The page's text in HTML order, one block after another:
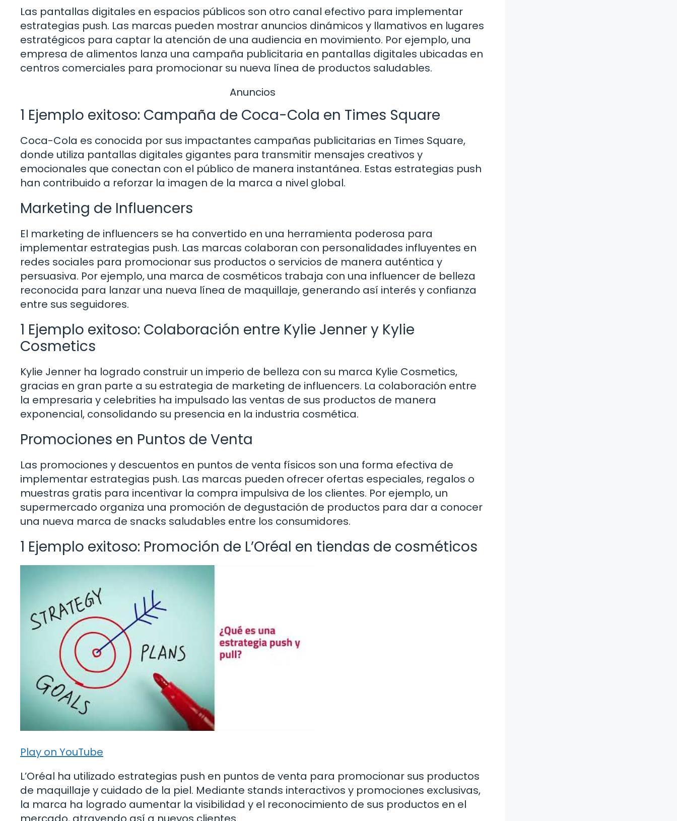
Las pantallas digitales en espacios públicos son otro canal efectivo para implementar
estrategias push. Las marcas pueden mostrar anuncios dinámicos y llamativos en lugares
estratégicos para captar la atención de una audiencia en movimiento. Por ejemplo, una
empresa de alimentos lanza una campaña publicitaria en pantallas digitales ubicadas en
centros comerciales para promocionar su nueva línea de productos saludables.
Anuncios
1 Ejemplo exitoso: Campaña de Coca-Cola en Times Square
Coca-Cola es conocida por sus impactantes campañas publicitarias en Times Square,
donde utiliza pantallas digitales gigantes para transmitir mensajes creativos y
emocionales que conectan con el público de manera instantánea. Estas estrategias push
han contribuido a reforzar la imagen de la marca a nivel global.
Marketing de Influencers
El marketing de influencers se ha convertido en una herramienta poderosa para
implementar estrategias push. Las marcas colaboran con personalidades influyentes en
redes sociales para promocionar sus productos o servicios de manera auténtica y
persuasiva. Por ejemplo, una marca de cosméticos trabaja con una influencer de belleza
reconocida para lanzar una nueva línea de maquillaje, generando así interés y confianza
entre sus seguidores.
1 Ejemplo exitoso: Colaboración entre Kylie Jenner y Kylie
Cosmetics
Kylie Jenner ha logrado construir un imperio de belleza con su marca Kylie Cosmetics,
gracias en gran parte a su estrategia de marketing de influencers. La colaboración entre
la empresaria y celebrities ha impulsado las ventas de sus productos de manera
exponencial, consolidando su presencia en la industria cosmética.
Promociones en Puntos de Venta
Las promociones y descuentos en puntos de venta físicos son una forma efectiva de
implementar estrategias push. Las marcas pueden ofrecer ofertas especiales, regalos o
muestras gratis para incentivar la compra impulsiva de los clientes. Por ejemplo, un
supermercado organiza una promoción de degustación de productos para dar a conocer
una nueva marca de snacks saludables entre los consumidores.
1 Ejemplo exitoso: Promoción de L’Oréal en tiendas de cosméticos
Play on YouTube
L’Oréal ha utilizado estrategias push en puntos de venta para promocionar sus productos
de maquillaje y cuidado de la piel. Mediante stands interactivos y promociones exclusivas,
la marca ha logrado aumentar la visibilidad y el reconocimiento de sus productos en el